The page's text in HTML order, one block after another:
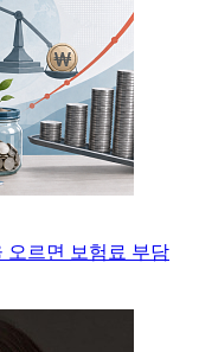
오르면 보험료 부담